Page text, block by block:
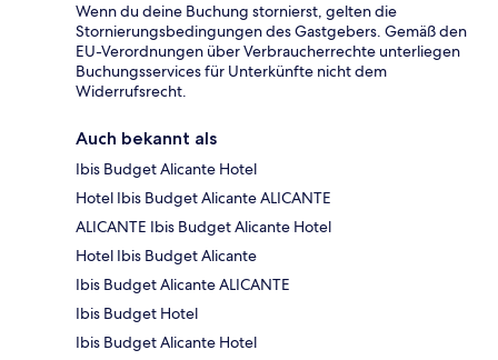
Wenn du deine Buchung stornierst, gelten die
Stornierungsbedingungen des Gastgebers. Gemäß den
EU-Verordnungen über Verbraucherrechte unterliegen
Buchungsservices für Unterkünfte nicht dem
Widerrufsrecht.
Auch bekannt als
Ibis Budget Alicante Hotel
Hotel Ibis Budget Alicante ALICANTE
ALICANTE Ibis Budget Alicante Hotel
Hotel Ibis Budget Alicante
Ibis Budget Alicante ALICANTE
Ibis Budget Hotel
Ibis Budget Alicante Hotel